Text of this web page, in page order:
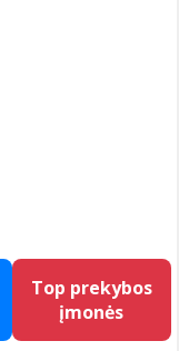
Top prekybos
įmonės